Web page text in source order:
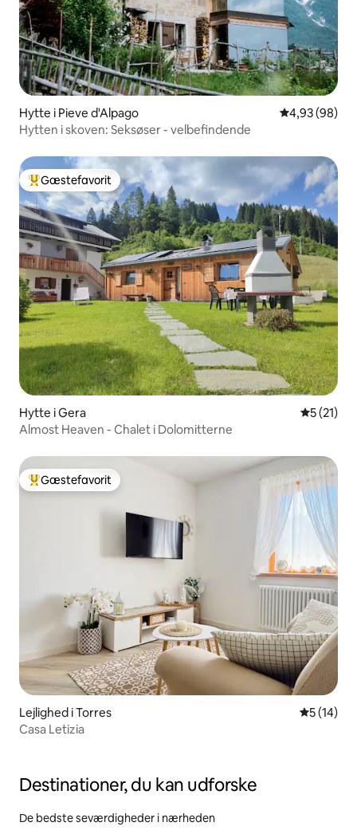
Hytte i Pieve d'Alpago 4,93 ud af 5 i
4,93 (98)
Hytten i skoven: Seksøser - velbefindende
Bedste gæstefavorit
Gæstefavorit
Hytte i Gera 5 ud af 5
5 (21)
Almost Heaven - Chalet i Dolomitterne
Bedste gæstefavorit
Gæstefavorit
Lejlighed i Torres 5 ud af 5 i
5 (14)
Casa Letizia
Destinationer, du kan udforske
De bedste seværdigheder i nærheden